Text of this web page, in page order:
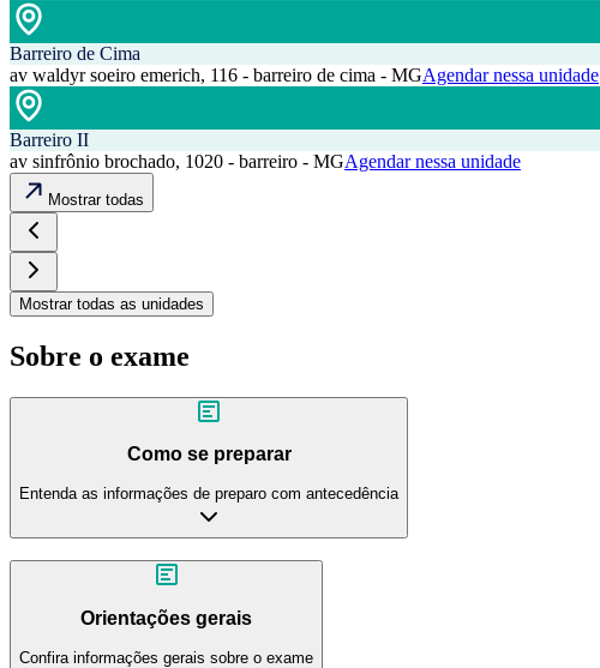
Barreiro de Cima
av waldyr soeiro emerich, 116 - barreiro de cima - MGAgendar nessa unidade
Barreiro II
av sinfrônio brochado, 1020 - barreiro - MGAgendar nessa unidade
Mostrar todas
Mostrar todas as unidades
Sobre o exame
Como se preparar
Entenda as informações de preparo com antecedência
Orientações gerais
Confira informações gerais sobre o exame